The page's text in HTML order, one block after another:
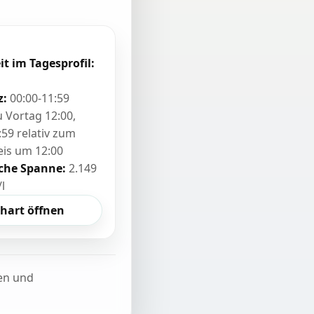
im Tagesprofil:
00:00-11:59
Vortag 12:00,
relativ zum
um 12:00
Spanne: 2.149
öffnen
und